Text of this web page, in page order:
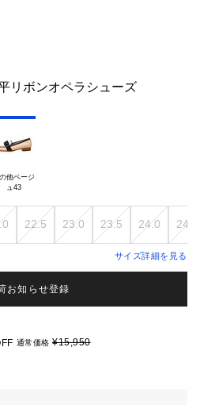
リボンオペラシューズ
他ベージ
ュ43
22.5 23.0 23.5 24.0 24.5
サイズ詳細を見る
お知らせ登録
通常価格 ¥15,950